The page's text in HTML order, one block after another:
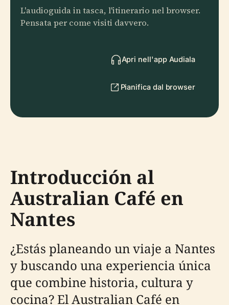
L'audioguida in tasca, l'itinerario nel browser.
Pensata per come visiti davvero.
Apri nell'app Audiala
Pianifica dal browser
Introducción al
Australian Café en
Nantes
¿Estás planeando un viaje a Nantes
y buscando una experiencia única
que combine historia, cultura y
cocina? El Australian Café en